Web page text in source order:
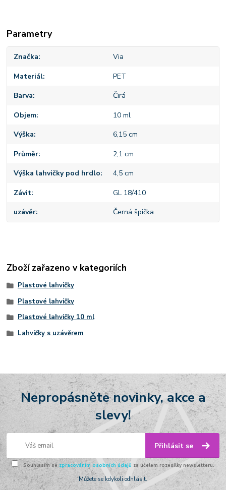
Parametry
Značka Via
Materiál PET
Barva Čirá
Objem 10 ml
Výška 6,15 cm
Průměr 2,1 cm
Výška lahvičky pod hrdlo 4,5 cm
Závit GL 18/410
uzávěr Černá špička
Zboží zařazeno v kategoriích
Plastové lahvičky
Plastové lahvičky
Plastové lahvičky 10 ml
Lahvičky s uzávěrem
Nepropásněte novinky, akce a
slevy!
Přihlásit se
Souhlasím se zpracováním osobních údajů za účelem rozesílky newsletteru.
Můžete se kdykoli odhlásit.